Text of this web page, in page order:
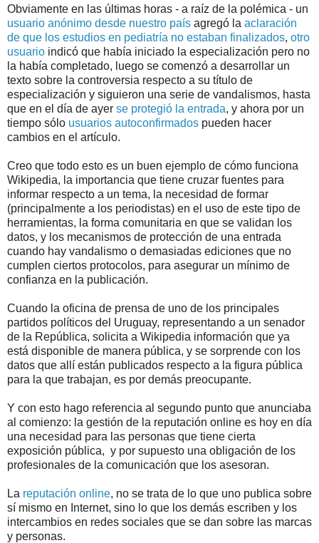
Obviamente en las últimas horas - a raíz de la polémica - un
usuario anónimo desde nuestro país agregó la aclaración
de que los estudios en pediatría no estaban finalizados, otro
usuario indicó que había iniciado la especialización pero no
la había completado, luego se comenzó a desarrollar un
texto sobre la controversia respecto a su título de
especialización y siguieron una serie de vandalismos, hasta
que en el día de ayer se protegió la entrada, y ahora por un
tiempo sólo usuarios autoconfirmados pueden hacer
cambios en el artículo.
Creo que todo esto es un buen ejemplo de cómo funciona
Wikipedia, la importancia que tiene cruzar fuentes para
informar respecto a un tema, la necesidad de formar
(principalmente a los periodistas) en el uso de este tipo de
herramientas, la forma comunitaria en que se validan los
datos, y los mecanismos de protección de una entrada
cuando hay vandalismo o demasiadas ediciones que no
cumplen ciertos protocolos, para asegurar un mínimo de
confianza en la publicación.
Cuando la oficina de prensa de uno de los principales
partidos políticos del Uruguay, representando a un senador
de la República, solicita a Wikipedia información que ya
está disponible de manera pública, y se sorprende con los
datos que allí están publicados respecto a la figura pública
para la que trabajan, es por demás preocupante.
Y con esto hago referencia al segundo punto que anunciaba
al comienzo: la gestión de la reputación online es hoy en día
una necesidad para las personas que tiene cierta
exposición pública, y por supuesto una obligación de los
profesionales de la comunicación que los asesoran.
La reputación online, no se trata de lo que uno publica sobre
sí mismo en Internet, sino lo que los demás escriben y los
intercambios en redes sociales que se dan sobre las marcas
y personas.